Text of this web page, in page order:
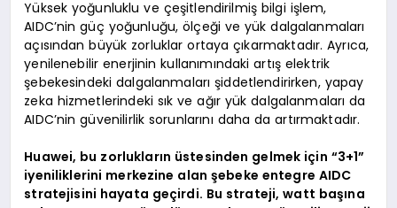
Yüksek yoğunluklu ve çeşitlendirilmiş bilgi işlem,
AIDC’nin güç yoğunluğu, ölçeği ve yük dalgalanmaları
açısından büyük zorluklar ortaya çıkarmaktadır. Ayrıca,
yenilenebilir enerjinin kullanımındaki artış elektrik
şebekesindeki dalgalanmaları şiddetlendirirken, yapay
zeka hizmetlerindeki sık ve ağır yük dalgalanmaları da
AIDC’nin güvenilirlik sorunlarını daha da artırmaktadır.
Huawei, bu zorlukların üstesinden gelmek için “3+1”
iyeniliklerini merkezine alan şebeke entegre AIDC
stratejisini hayata geçirdi. Bu strateji, watt başına